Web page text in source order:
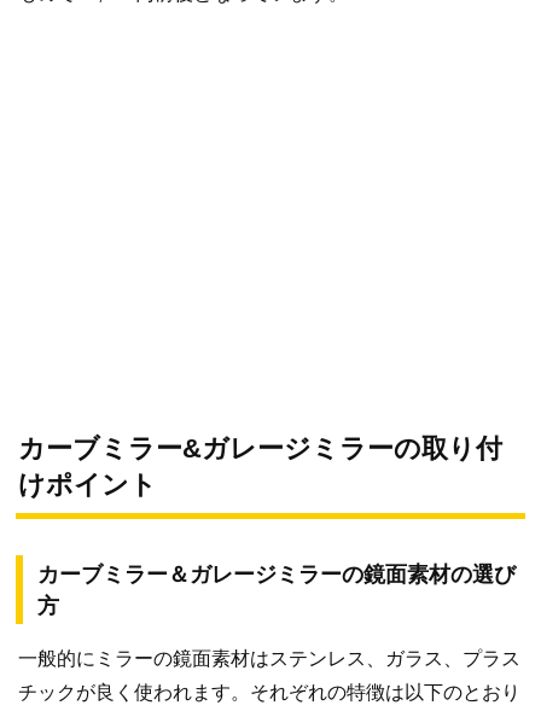
カーブミラー&ガレージミラーの取り付
けポイント
カーブミラー＆ガレージミラーの鏡面素材の選び
方
一般的にミラーの鏡面素材はステンレス、ガラス、プラス
チックが良く使われます。それぞれの特徴は以下のとおり